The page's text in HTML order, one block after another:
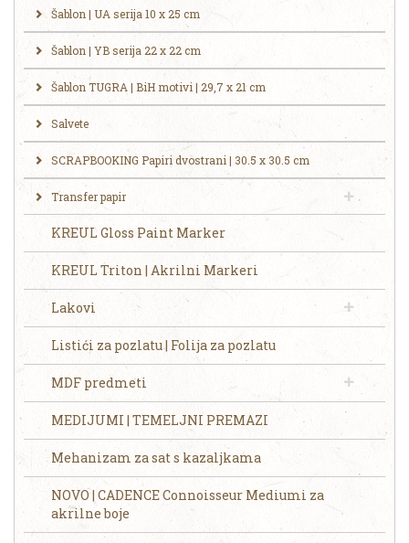
Šablon | UA serija 10 x 25 cm
Šablon | YB serija 22 x 22 cm
Šablon TUGRA | BiH motivi | 29,7 x 21 cm
Salvete
SCRAPBOOKING Papiri dvostrani | 30.5 x 30.5 cm
Transfer papir
KREUL Gloss Paint Marker
KREUL Triton | Akrilni Markeri
Lakovi
Listići za pozlatu | Folija za pozlatu
MDF predmeti
MEDIJUMI | TEMELJNI PREMAZI
Mehanizam za sat s kazaljkama
NOVO | CADENCE Connoisseur Mediumi za
akrilne boje